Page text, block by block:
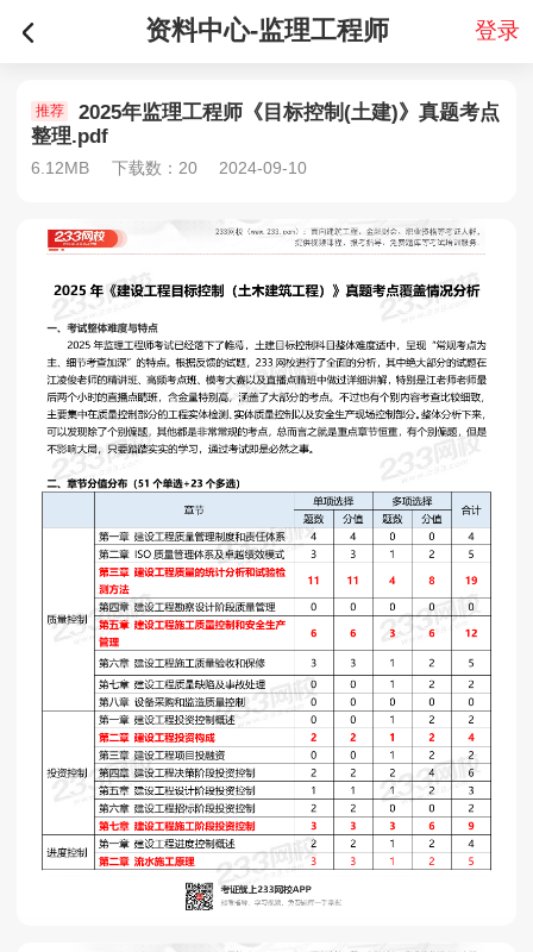
资料中心-监理工程师 登录
推荐
2025年监理工程师《目标控制(土建)》真题考点
整理.pdf
6.12MB 下载数：20 2024-09-10